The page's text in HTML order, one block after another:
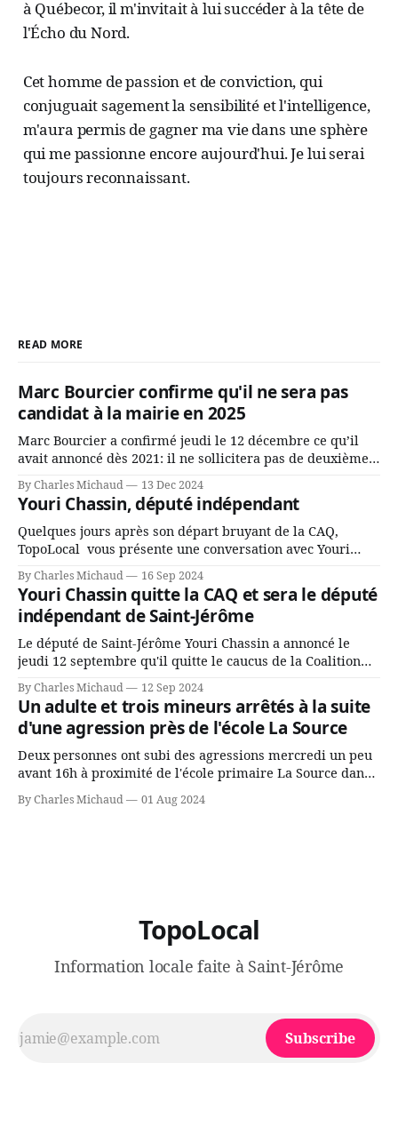
à Québecor, il m'invitait à lui succéder à la tête de
l'Écho du Nord.
Cet homme de passion et de conviction, qui
conjuguait sagement la sensibilité et l'intelligence,
m'aura permis de gagner ma vie dans une sphère
qui me passionne encore aujourd'hui. Je lui serai
toujours reconnaissant.
READ MORE
Marc Bourcier confirme qu'il ne sera pas
candidat à la mairie en 2025
Marc Bourcier a confirmé jeudi le 12 décembre ce qu’il
avait annoncé dès 2021: il ne sollicitera pas de deuxième
mandat à titre de maire de Saint-Jérôme. Bourcier en a
fait l’annonce en s’adressant aux employés de la ville,
rassemblés en soirée pour leur traditionnel souper
By Charles Michaud 13 Dec 2024
Youri Chassin, député indépendant
Quelques jours après son départ bruyant de la CAQ,
TopoLocal vous présente une conversation avec Youri
Chassin. Nous avons causé de sa décision. Y songeait-il
depuis longtemps? Sera-t-il candidat indépendant dans 2
ans? Joindrait-il un autre parti, par exemple les
conservateurs d’Éric Duhaime? Que lui
By Charles Michaud 16 Sep 2024
Youri Chassin quitte la CAQ et sera le député
indépendant de Saint-Jérôme
Le député de Saint-Jérôme Youri Chassin a annoncé le
jeudi 12 septembre qu'il quitte le caucus de la Coalition
Avenir Québec de François Legault parce qu'il est déçu du
gouvernement de la CAQ, surtout de son incapacité, qu'il
juge chronique, à offrir des
By Charles Michaud 12 Sep 2024
Un adulte et trois mineurs arrêtés à la suite
d'une agression près de l'école La Source
Deux personnes ont subi des agressions mercredi un peu
avant 16h à proximité de l'école primaire La Source dans
le secteur Bellefeuille de Saint-Jérôme. L'une de deux
victimes aurait été écrasée sous un véhicule et aspergée
By Charles Michaud 01 Aug 2024
TopoLocal
Information locale faite à Saint-Jérôme
Subscribe